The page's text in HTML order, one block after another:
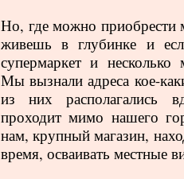
Но, где можно приобрести
живешь в глубинке и
супермаркет и несколько
Мы вызнали адреса кое-
из них располагались
проходит мимо нашего
нам, крупный магазин,
время, осваивать местные